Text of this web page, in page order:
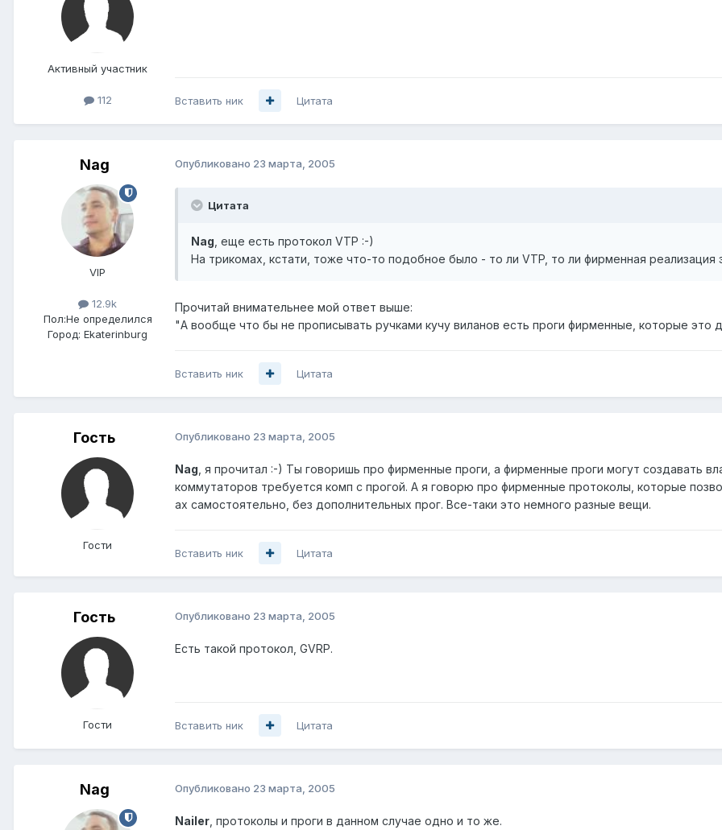
Активный участник
112 Вставить ник Цитата
Nag
VIP
12.9k
Пол:Не определился
Город: Ekaterinburg
Опубликовано 23 марта, 2005
Цитата
Nag , еще есть протокол VTP :-)
На трикомах, кстати, тоже что-то подобное было - то ли VTP, то ли фирменная реализация
Прочитай внимательнее мой ответ выше:
"А вообще что бы не прописывать ручками кучу виланов есть проги фирменные, которые это
Вставить ник Цитата
Гость
Гости
Опубликовано 23 марта, 2005
Nag , я прочитал :-) Ты говоришь про фирменные проги, а фирменные проги могут создавать
коммутаторов требуется комп с прогой. А я говорю про фирменные протоколы, которые
ах самостоятельно, без дополнительных прог. Все-таки это немного разные вещи.
Вставить ник Цитата
Гость
Гости
Опубликовано 23 марта, 2005
Есть такой протокол, GVRP.
Вставить ник Цитата
Nag Опубликовано 23 марта, 2005
Nailеr , протоколы и проги в данном случае одно и то же.